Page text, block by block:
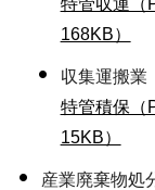
168KB）
収集運搬業
特管積保（
15KB）
産業廃棄物処